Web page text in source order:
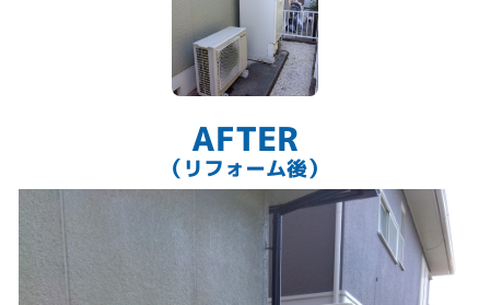
AFTER
（リフォーム後）